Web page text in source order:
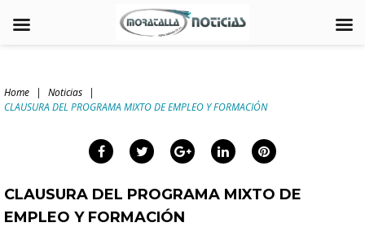
to
content
Home | Noticias
|
CLAUSURA DEL PROGRAMA MIXTO DE EMPLEO Y FORMACIÓN
FacebookTwitterGoogle+LinkedInPinterest
CLAUSURA DEL PROGRAMA MIXTO DE
EMPLEO Y FORMACIÓN